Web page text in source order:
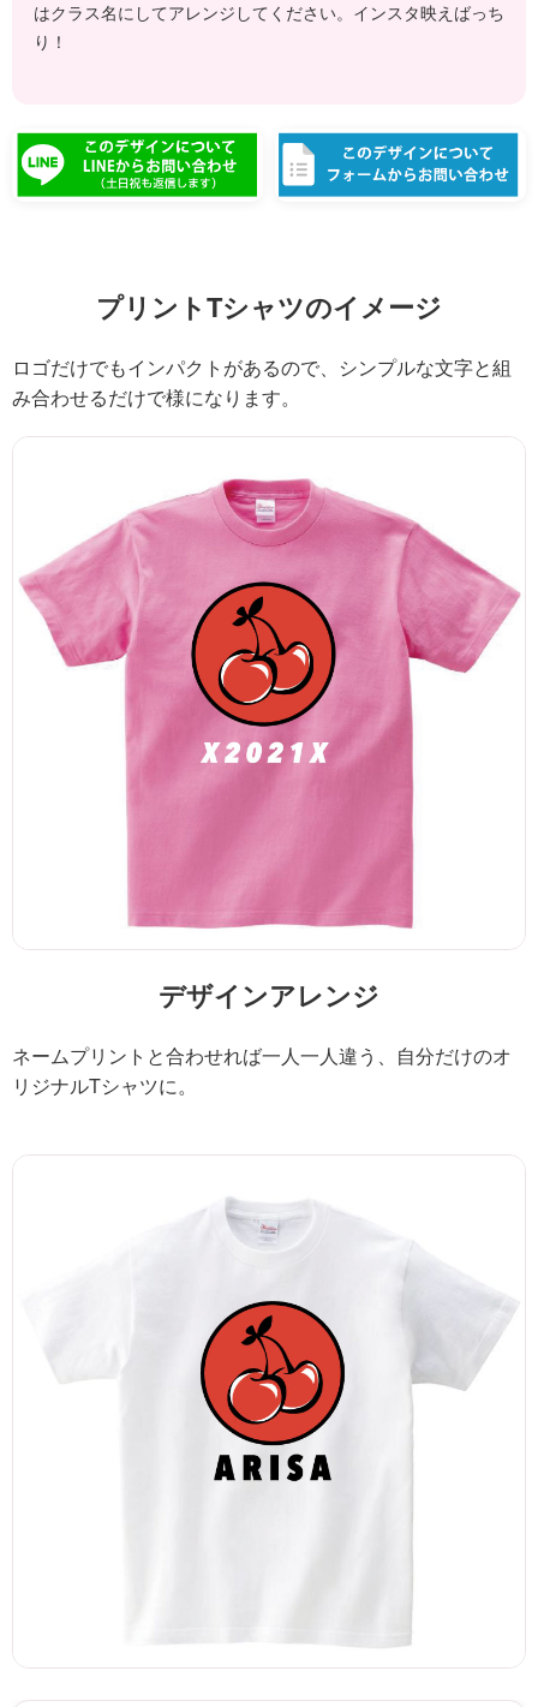
はクラス名にしてアレンジしてください。インスタ映えばっち
り！
プリントTシャツのイメージ
ロゴだけでもインパクトがあるので、シンプルな文字と組
み合わせるだけで様になります。
デザインアレンジ
ネームプリントと合わせれば一人一人違う、自分だけのオ
リジナルTシャツに。